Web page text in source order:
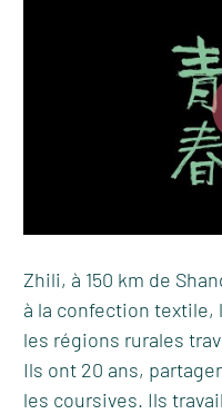
Zhili, à 150 km de
à la confection
les régions rurales
Ils ont 20 ans,
les coursives. Ils